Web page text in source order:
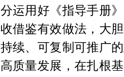
分运用好《指导手册
收借鉴有效做法，大
持续、可复制可推广
高质量发展，在扎根